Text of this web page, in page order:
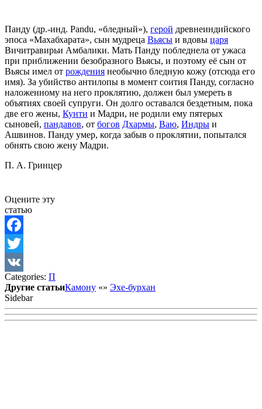
Панду (др.-инд. Pandu, «бледный»), герой древнеиндийского
эпоса «Махабхарата», сын мудреца Вьясы и вдовы царя
Вичитравирьи Амбалики. Мать Панду побледнела от ужаса
при приближении безобразного Вьясы, и поэтому её сын от
Вьясы имел от рождения необычно бледную кожу (отсюда его
имя). За убийство антилопы в момент соития Панду, согласно
наложенному на него проклятию, должен был умереть в
объятиях своей супруги. Он долго оставался бездетным, пока
две его жены, Кунти и Мадри, не родили ему пятерых
сыновей, пандавов, от богов Дхармы, Ваю, Индры и
Ашвинов. Панду умер, когда забыв о проклятии, попытался
обнять свою жену Мадри.
П. А. Гринцер
Оцените эту
статью
Facebook
Twitter
VK
Categories: П
Другие статьиКамону «» Эхе-бурхан
Sidebar